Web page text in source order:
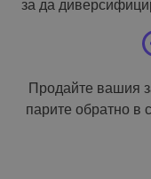
за да
Продайте вашия
парите обратно в